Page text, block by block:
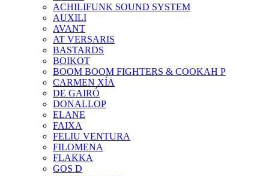
ACHILIFUNK SOUND SYSTEM
AUXILI
AVANT
AT VERSARIS
BASTARDS
BOIKOT
BOOM BOOM FIGHTERS & COOKAH P
CARMEN XÍA
DE GAIRÓ
DONALLOP
ELANE
FAIXA
FELIU VENTURA
FILOMENA
FLAKKA
GOS D